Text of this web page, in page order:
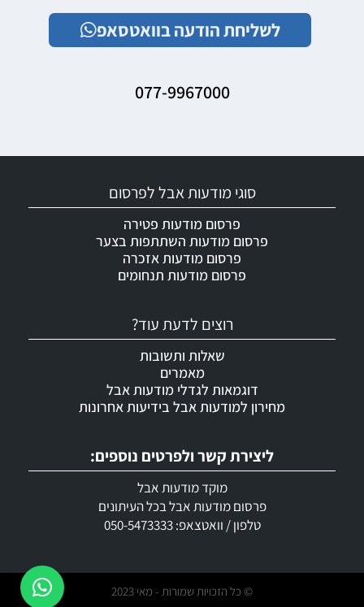
לשליחת הודעה בוואטסאפ
077-9967000
ליצירת קשר ולפרטים נוספים:
מוקד מודעות אבל
פרסום מודעות אבל בכל העיתונים
טלפון / וואטצאפ: 050-5473333
רוצים לדעת עוד?
שאלות ותשובות
מאמרים
דוגמאות לגדלי מודעות אבל
מחירון למודעות אבל בידיעות אחרונות
סוגי מודעות אבל לפרסום
פרסום מודעות פטירה
פרסום מודעות השתתפות בצער
פרסום מודעות אזכרה
פרסום מודעות תנחומים
© כל הזכויות שמורות - מאי 2023